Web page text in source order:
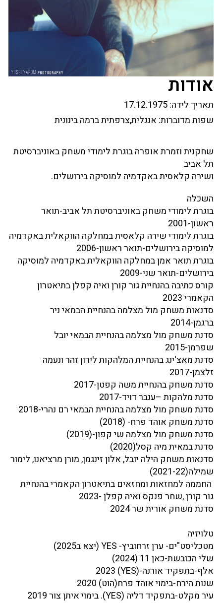
אודות
תאריך לידה:
שפות מדוברות: אנגלית,צרפתית ברמה בינונית
שחקנית וזמרת אופרה בוגרת לימודי משחק באוניברסיטת
תל אביב
ושירה קלאסית באקדמיה למוסיקה בירושלים.
השכלה
בוגרת לימודי משחק באוניברסיטת תל אביב-תואר
ראשון-2001
בוגרת לימודי שירה קלאסית במחלקה הווקאלית באקדמיה
למוסיקה בירושלים-תואר ראשון-2006
בוגרת תואר אמן במחלקה הווקאלית באקדמיה למוסיקה
בירושלים-תואר שני-2009
קורס כתיבה בהנחיית גור קורן ואיה קפלן בתיאטרון
הקאמרי 2023
סדנאות משחק מול מצלמה בהנחיית הבמאי ניר
ברגמן-2014
סדנת משחק מול מצלמה בהנחיית הבמאי יובל
שפרמן-2015
סדנת מאצ'ינג בהנחיית המלהקות לירון זהר ונעמה
זלצמן-2017
סדנת משחק בהנחיית משה קפטן-2017
סדנת מלהקות –ענבר דויד-2017
סדנת משחק מול מצלמה בהנחיית הבמאי רם נהרי-2018
סדנת משחק אוהד פרח- (2018)
סדנת משחק מול מצלמה שי קפון-(2019)
סדנת במאית מיה קסל(2020)
סדנאות משחק הילה יובל, אלון זינגמן, מורן מרציאנו, לימור
שמילה(2021-22)
החממה למחזאות ומחזאים בתיאטרון הקאמרי בהנחיית
גור קורן ,שחר פנקס ואיה קפלן -2023
סדנת משחק אורית שר 2024
טלויזיה
מטכליסט"ים- ערן זרחוביץ- YES (יצא ב2025)
שלי הכובשת-כאן 11 (2024)
אלף-בתפקיד אורנה-(YES) 2023
שנות הירח-בימוי אוהד פרח(הוט) 2020
עיר מקלט-בתפקיד דליה (YES). בימוי איתן צור 2019